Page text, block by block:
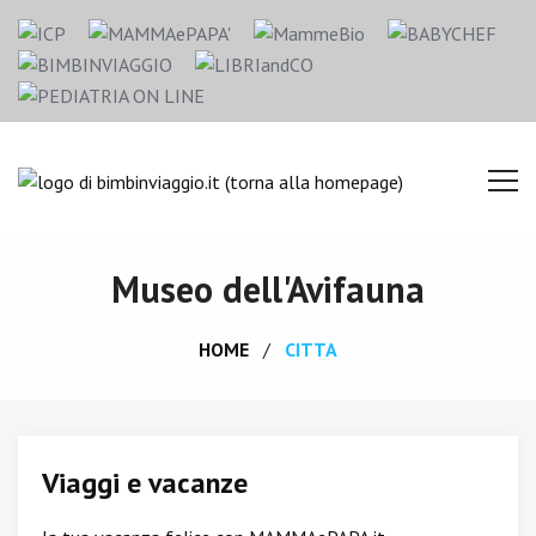
Museo dell'Avifauna
HOME CITTA
Viaggi e vacanze